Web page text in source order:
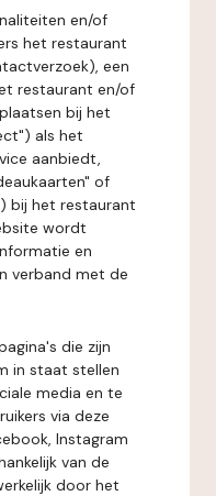
en/of
het restaurant
een
restaurant en/of
bij het
als het
aanbiedt,
of
bij het restaurant
wordt
en
verband met de
die zijn
in staat stellen
media en te
via deze
Instagram
van de
door het